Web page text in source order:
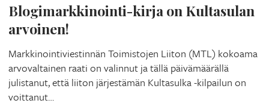
Blogimarkkinointi-kirja on Kultasulan
arvoinen!
Markkinointiviestinnän Toimistojen Liiton (MTL) kokoama
arvovaltainen raati on valinnut ja tällä päivämäärällä
julistanut, että liiton järjestämän Kultasulka -kilpailun on
voittanut…